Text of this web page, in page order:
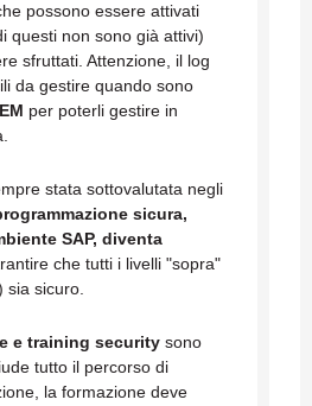
possono essere attivati
questi non sono già attivi)
sfruttati. Attenzione, il log
da gestire quando sono
per poterli gestire in
stata sottovalutata negli
sicura,
SAP, diventa
che tutti i livelli "sopra"
sia sicuro.
e training security sono
tutto il percorso di
la formazione deve